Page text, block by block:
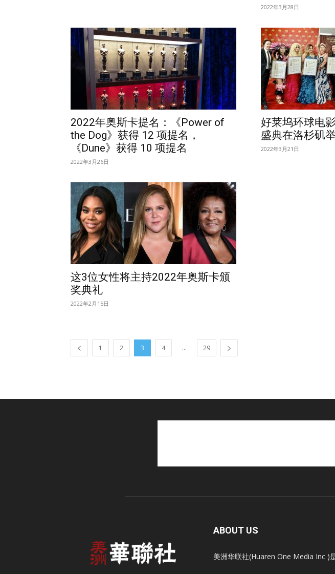
2022年3月28日
2022年奥斯卡提名：《Power of
the Dog》获得 12 项提名，
《Dune》获得 10 项提名
2022年3月26日
好莱坞环球电
盛典在洛杉矶
2022年3月21日
这3位女性将主持2022年奥斯卡颁
奖典礼
2022年2月15日
1 2 3 4 ... 29
ABOUT US
美洲华联社(Huaren One Media Inc )